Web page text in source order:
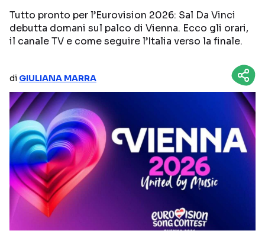
NETFLIX
DISNEY+
RAIPLAY
MEDIASET INFINITY
Categorie
NOTIZIE
ANTEPRIME
RETROSCENA
INTERVISTE
RUBRICHE
Tutto pronto per l’Eurovision 2026: Sal Da Vinci
debutta domani sul palco di Vienna. Ecco gli orari,
il canale TV e come seguire l’Italia verso la finale.
di GIULIANA MARRA